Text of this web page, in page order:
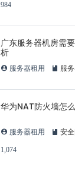
984
广东服务器机房需
析
服务器租用 服
华为NAT防火墙怎
服务器租用 安
1,074